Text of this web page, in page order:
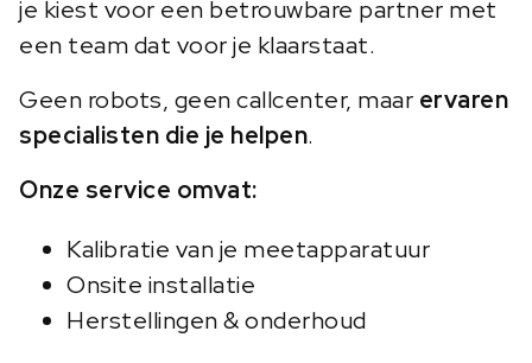
je kiest voor een betrouwbare partner met
een team dat voor je klaarstaat.
Geen robots, geen callcenter, maar ervaren
specialisten die je helpen.
Onze service omvat:
Kalibratie van je meetapparatuur
Onsite installatie
Herstellingen & onderhoud